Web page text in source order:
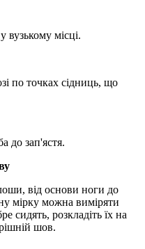
вузькому місці.
по точках сідниць, що
до зап'ястя.
від основи ноги до
мірку можна виміряти
сидять, розкладіть їх на
шов.